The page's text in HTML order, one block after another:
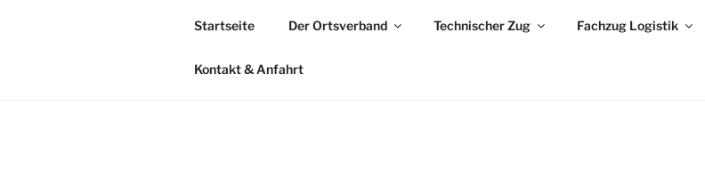
Startseite Der Ortsverband Technischer Zug Fachzug Logistik
Kontakt & Anfahrt